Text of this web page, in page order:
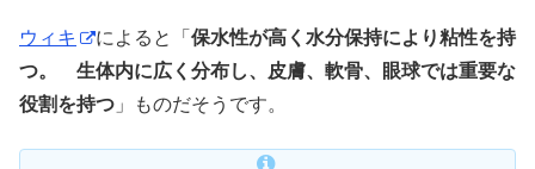
ウィキ によると「 保水性が高く水分保持により粘性を持
つ。 生体内に広く分布し、皮膚、軟骨、眼球では重要な
役割を持つ 」ものだそうです。